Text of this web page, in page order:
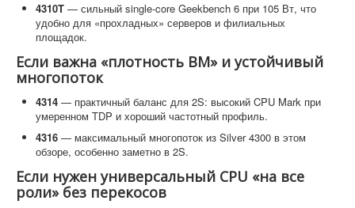
4310T — сильный single-core Geekbench 6 при 105 Вт, что
удобно для «прохладных» серверов и филиальных
площадок.
Если важна «плотность ВМ» и устойчивый
многопоток
4314 — практичный баланс для 2S: высокий CPU Mark при
умеренном TDP и хороший частотный профиль.
4316 — максимальный многопоток из Silver 4300 в этом
обзоре, особенно заметно в 2S.
Если нужен универсальный CPU «на все
роли» без перекосов